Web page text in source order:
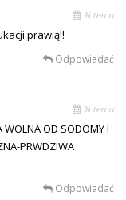
% temu
prawią!!
Odpowiadać
% temu
OD SODOMY I
PRWDZIWA
Odpowiadać